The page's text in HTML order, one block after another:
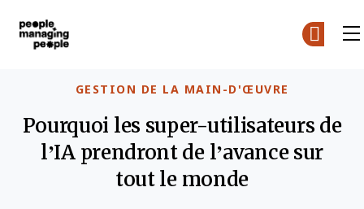
GESTION DE LA MAIN-D'ŒUVRE
Pourquoi les super-utilisateurs de
l’IA prendront de l’avance sur
tout le monde